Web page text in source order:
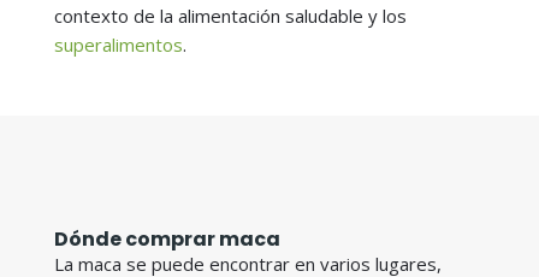
contexto de la alimentación saludable y los
superalimentos.
Dónde comprar maca
La maca se puede encontrar en varios lugares,